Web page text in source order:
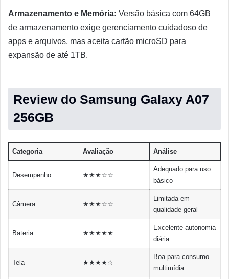
Armazenamento e Memória: Versão básica com 64GB
de armazenamento exige gerenciamento cuidadoso de
apps e arquivos, mas aceita cartão microSD para
expansão de até 1TB.
Review do Samsung Galaxy A07
256GB
Categoria Avaliação Análise
Desempenho ★★★☆☆
Adequado para uso
básico
Câmera ★★★☆☆
Limitada em
qualidade geral
Bateria ★★★★★
Excelente autonomia
diária
Tela ★★★★☆
Boa para consumo
multimídia